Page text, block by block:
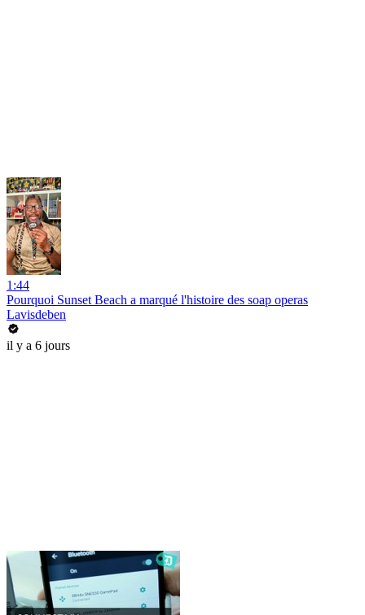
1:44
Pourquoi Sunset Beach a marqué l'histoire des soap operas
Lavisdeben
il y a 6 jours